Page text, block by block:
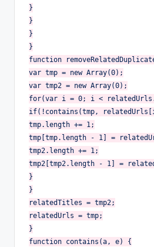
}
}
}
}
function
var tmp = new Array(0);
var tmp2 = new Array(0);
for(var i = 0; i <
if(!contains(tmp,
tmp.length += 1;
tmp[tmp.length - 1] =
tmp2.length += 1;
tmp2[tmp2.length - 1] =
}
}
relatedTitles = tmp2;
relatedUrls = tmp;
}
function contains(a, e) {